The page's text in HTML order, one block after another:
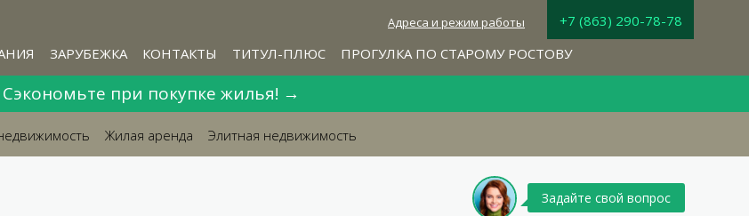
ЗАРУБЕЖКА КОНТАКТЫ ТИТУЛ-ПЛЮС ПРОГУЛКА ПО СТАРОМУ РОСТОВУ
+7 (863) 290-78-78
Адреса и режим работы
Сэкономьте при покупке жилья! →
Жилая аренда Элитная недвижимость
Задайте свой вопрос